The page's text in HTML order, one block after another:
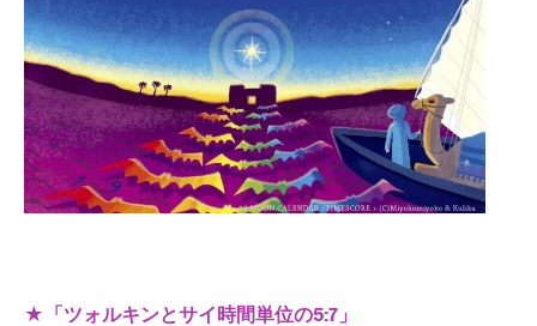
★「ツォルキンとサイ時間単位の5:7」